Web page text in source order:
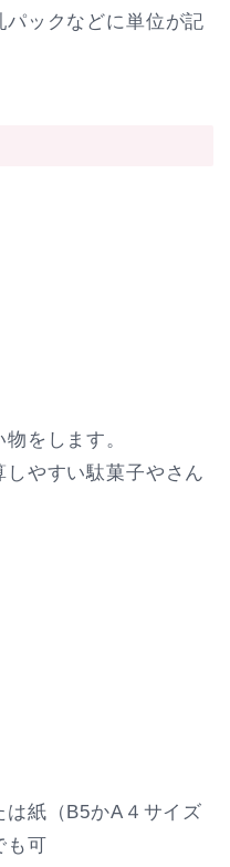
ックなどに単位が記
をします。
やすい駄菓子やさん
は紙（B5かA４サイズ
も可